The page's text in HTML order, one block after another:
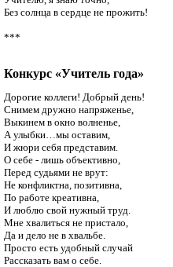
Без солнца в сердце не прожить!
***
Конкурс «Учитель года»
Дорогие коллеги! Добрый день!
Снимем дружно напряженье,
Выкинем в окно волненье,
А улыбки…мы оставим,
И жюри себя представим.
О себе - лишь объективно,
Перед судьями не врут:
Не конфликтна, позитивна,
По работе креативна,
И люблю свой нужный труд.
Мне хвалиться не пристало,
Да и дело не в хвальбе.
Просто есть удобный случай
Рассказать вам о себе.